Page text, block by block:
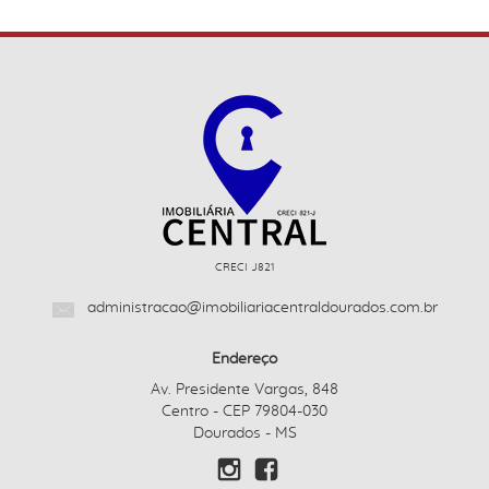
CRECI J821
administracao@imobiliariacentraldourados.com.br
Endereço
Av. Presidente Vargas, 848
Centro - CEP 79804-030
Dourados - MS